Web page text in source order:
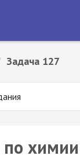
Задача 127